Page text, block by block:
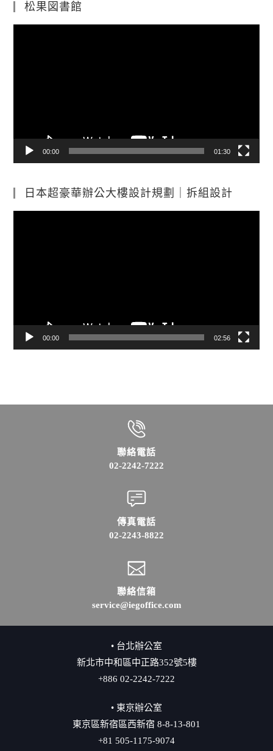
松果図書館
00:00 01:30
日本超豪華辦公大樓設計規劃｜拆組設計
00:00 02:56
聯絡電話
02-2242-7222
傳真電話
02-2243-8822
聯絡信箱
service@iegoffice.com
• 台北辦公室
新北市中和區中正路352號5樓
+886 02-2242-7222
• 東京辦公室
東京區新宿區西新宿 8-8-13-801
+81 505-1175-9074